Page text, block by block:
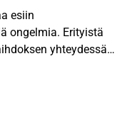
esiin
ongelmia. Erityistä
yhteydessä